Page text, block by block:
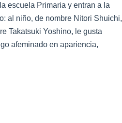
escuela Primaria y entran a la
al niño, de nombre Nitori Shuichi,
Takatsuki Yoshino, le gusta
afeminado en apariencia,